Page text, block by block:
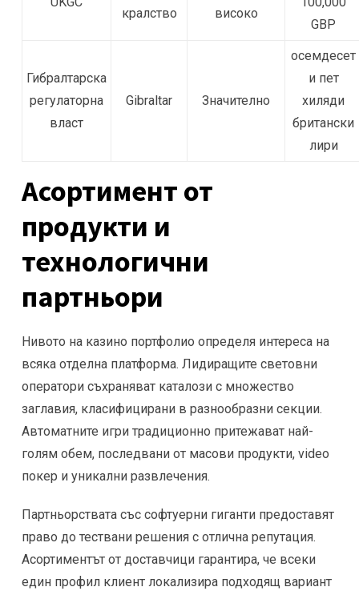
кралство високо
GBP
Гибралтарска
регулаторна
власт
Gibraltar Значително
осемдесет
и пет
хиляди
британски
лири
Асортимент от
продукти и
технологични
партньори
Нивото на казино портфолио определя интереса на
всяка отделна платформа. Лидиращите световни
оператори съхраняват каталози с множество
заглавия, класифицирани в разнообразни секции.
Автоматните игри традиционно притежават най-
голям обем, последвани от масови продукти, video
покер и уникални развлечения.
Партньорствата със софтуерни гиганти предоставят
право до тествани решения с отлична репутация.
Асортиментът от доставчици гарантира, че всеки
един профил клиент локализира подходящ вариант